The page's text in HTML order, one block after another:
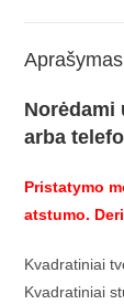
Aprašymas
Norėdami
arba
Pristatymo
atstumo.
Kvadratiniai
Kvadratiniai